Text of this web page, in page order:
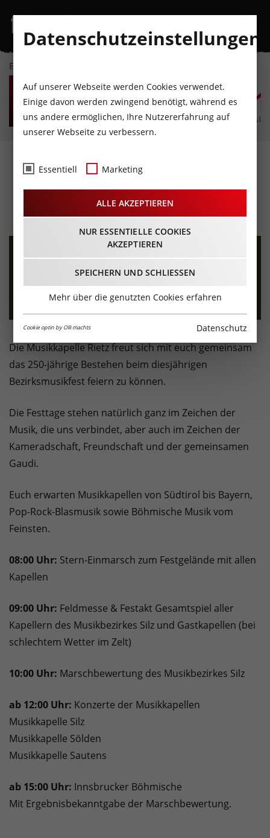
EVENTKALENDER
DO
6
AUGUST
FR
7
AUGUST
SA
8
AUGUST
SO
9
AUGUST
MO
10
AUGUST
Bezirksmusikfest "Im
Schritt Marsch"
30.07.2023 - Beginn 08:00 Uhr
Die Musikkapelle Rietz freut sich mit euch gemeinsam
das 250-jährige Bestehen beim diesjährigen
Bezirksmusikfest feiern zu können.
Die Festtage stehen natürlich ganz im Zeichen der
Musik, die uns verbindet, aber auch im Zeichen der
Kameradschaft, Freundschaft und der gemeinsamen
Gaudi.
Euch erwarten Musikkapellen von Südtirol bis Bayern,
Pop-Rock-Blasmusik sowie Böhmische Musik vom
Feinsten.
08:00 Uhr: Stern-Einmarsch zum Festgelände mit allen
Kapellen
09:00 Uhr: Feldmesse & Festakt Gesamtspiel aller
Kapellern des Musikbezirkes Silz und Gastkapellen (bei
schlechtem Wetter im Zelt)
10:00 Uhr: Marschbewertung des Musikbezirkes Silz
ab 12:00 Uhr: Konzerte der Musikkapellen
Musikkapelle Silz
Musikkapelle Sölden
Musikkapelle Sautens
ab 15:00 Uhr: Innsbrucker Böhmische
Mit Ergebnisbekanntgabe der Marschbewertung.
Datenschutzeinstellungen
Auf unserer Webseite werden Cookies verwendet.
Einige davon werden zwingend benötigt, während es
uns andere ermöglichen, Ihre Nutzererfahrung auf
unserer Webseite zu verbessern.
Essentiell Marketing
ALLE AKZEPTIEREN
NUR ESSENTIELLE COOKIES
AKZEPTIEREN
SPEICHERN UND SCHLIESSEN
Mehr über die genutzten Cookies erfahren
Cookie optin by Olli machts Datenschutz